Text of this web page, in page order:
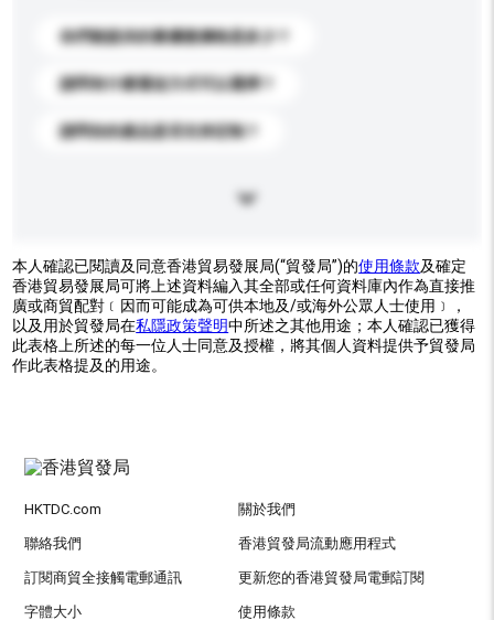
你們能提供的最優惠價格是多少？
請問有什麼運送方式可以選擇？
請問你的產品是否支持定制？
本人確認已閱讀及同意香港貿易發展局(“貿發局”)的使用條款及確定
香港貿易發展局可將上述資料編入其全部或任何資料庫內作為直接推
廣或商貿配對﹝因而可能成為可供本地及/或海外公眾人士使用﹞，
以及用於貿發局在私隱政策聲明中所述之其他用途；本人確認已獲得
此表格上所述的每一位人士同意及授權，將其個人資料提供予貿發局
作此表格提及的用途。
HKTDC.com 關於我們
聯絡我們 香港貿發局流動應用程式
訂閱商貿全接觸電郵通訊 更新您的香港貿發局電郵訂閱
字體大小 使用條款